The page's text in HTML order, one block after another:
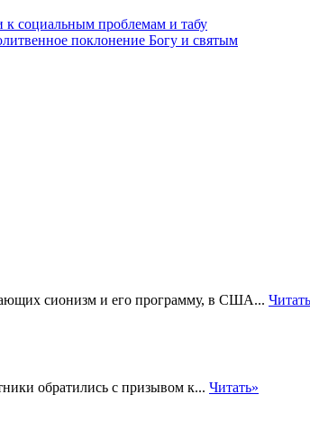
социальным проблемам и табу
поклонение Богу и святым
сионизм и его программу, в США...
обратились с призывом к... Читать»